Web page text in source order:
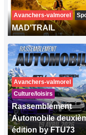
Avanchers-valmorel
MAD'TRAIL
Avanchers-valmorel
Culture/loisirs
Rassemblement
Automobile
édition by FTU73